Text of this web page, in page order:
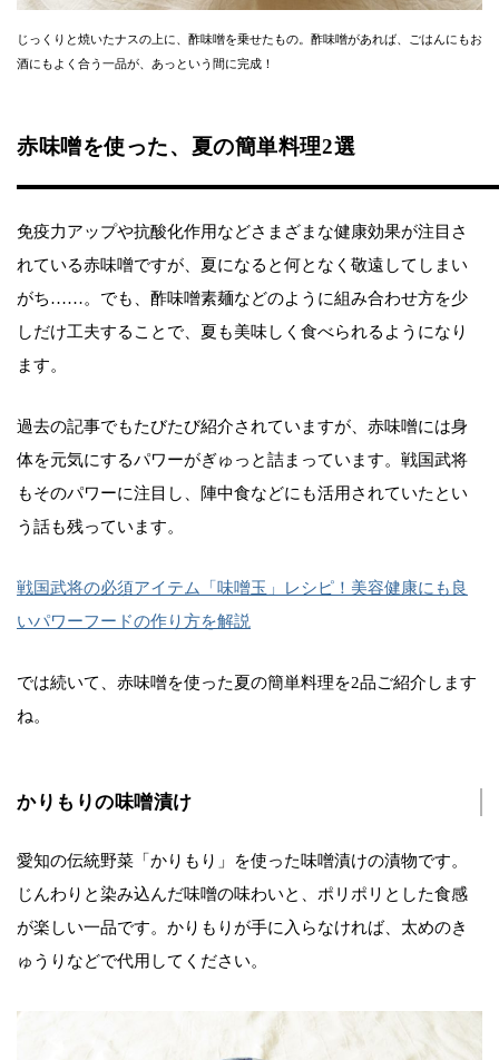
じっくりと焼いたナスの上に、酢味噌を乗せたもの。酢味噌があれば、ごはんにもお
酒にもよく合う一品が、あっという間に完成！
赤味噌を使った、夏の簡単料理2選
免疫力アップや抗酸化作用などさまざまな健康効果が注目さ
れている赤味噌ですが、夏になると何となく敬遠してしまい
がち……。でも、酢味噌素麺などのように組み合わせ方を少
しだけ工夫することで、夏も美味しく食べられるようになり
ます。
過去の記事でもたびたび紹介されていますが、赤味噌には身
体を元気にするパワーがぎゅっと詰まっています。戦国武将
もそのパワーに注目し、陣中食などにも活用されていたとい
う話も残っています。
戦国武将の必須アイテム「味噌玉」レシピ！美容健康にも良
いパワーフードの作り方を解説
では続いて、赤味噌を使った夏の簡単料理を2品ご紹介します
ね。
かりもりの味噌漬け
愛知の伝統野菜「かりもり」を使った味噌漬けの漬物です。
じんわりと染み込んだ味噌の味わいと、ポリポリとした食感
が楽しい一品です。かりもりが手に入らなければ、太めのき
ゅうりなどで代用してください。